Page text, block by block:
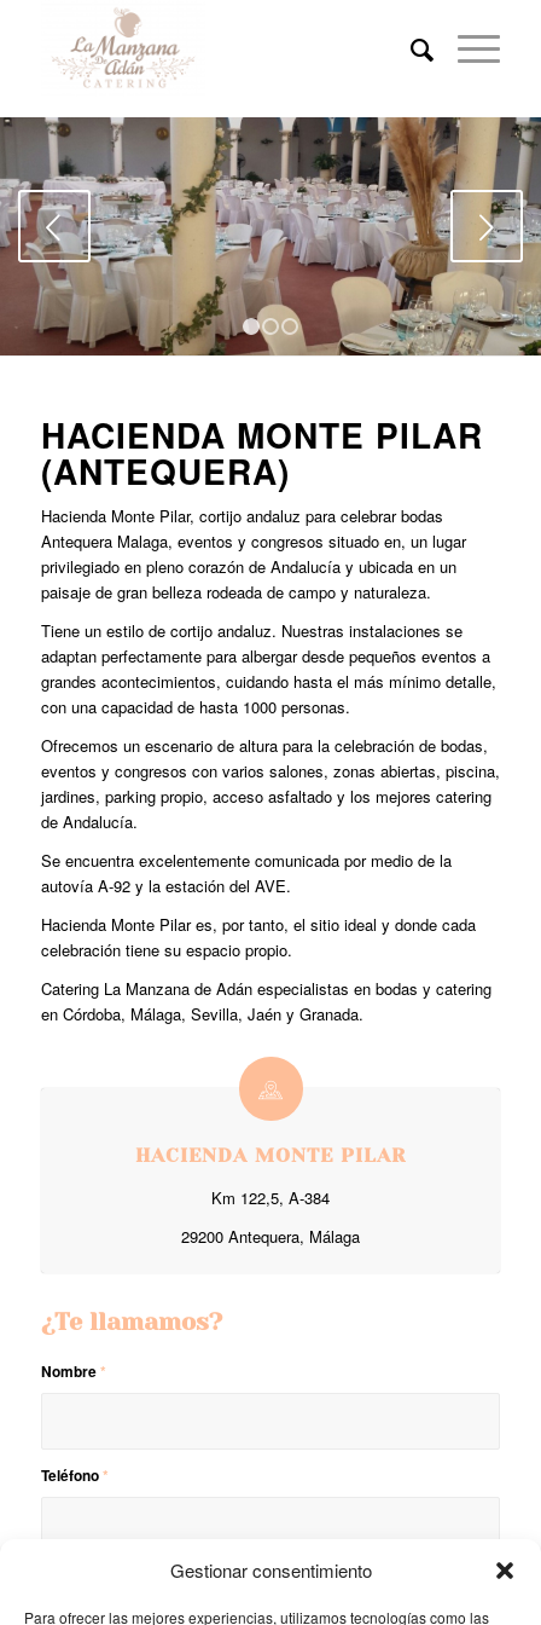
Gestionar consentimiento
Para ofrecer las mejores experiencias, utilizamos tecnologías como las
Posterior
1 2 3
HACIENDA MONTE PILAR
(ANTEQUERA)
Hacienda Monte Pilar, cortijo andaluz para celebrar bodas
Antequera Malaga, eventos y congresos situado en, un lugar
privilegiado en pleno corazón de Andalucía y ubicada en un
paisaje de gran belleza rodeada de campo y naturaleza.
Tiene un estilo de cortijo andaluz. Nuestras instalaciones se
adaptan perfectamente para albergar desde pequeños eventos a
grandes acontecimientos, cuidando hasta el más mínimo detalle,
con una capacidad de hasta 1000 personas.
Ofrecemos un escenario de altura para la celebración de bodas,
eventos y congresos con varios salones, zonas abiertas, piscina,
jardines, parking propio, acceso asfaltado y los mejores catering
de Andalucía.
Se encuentra excelentemente comunicada por medio de la
autovía A-92 y la estación del AVE.
Hacienda Monte Pilar es, por tanto, el sitio ideal y donde cada
celebración tiene su espacio propio.
Catering La Manzana de Adán especialistas en bodas y catering
en Córdoba, Málaga, Sevilla, Jaén y Granada.
HACIENDA MONTE PILAR
Km 122,5, A-384
29200 Antequera, Málaga
¿Te llamamos?
Nombre*
Teléfono*